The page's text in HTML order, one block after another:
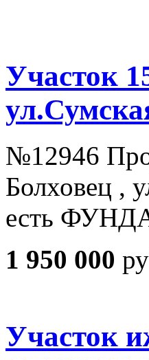
Участок
№12946
Болховец ,
есть
1 950 000
Участок